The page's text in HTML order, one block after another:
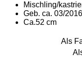
Mischling/
Geb. ca. 03/2016
Ca.52 cm
Als